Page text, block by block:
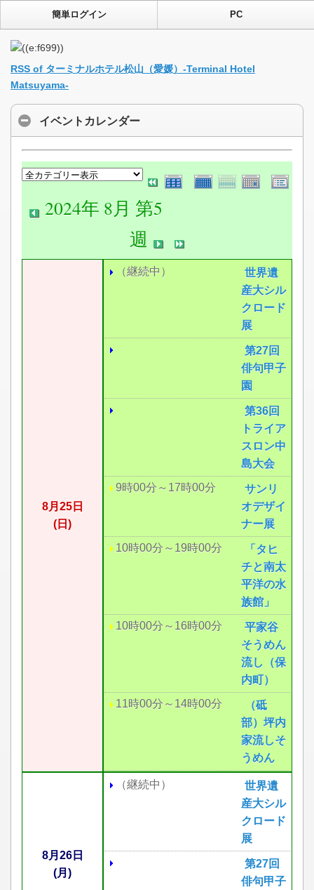
簡単ログイン PC
RSS of ターミナルホテル松山（愛媛）-Terminal Hotel
Matsuyama-
イベントカレンダー
2024年 8月 第5
週
8月25日
(日)
（継続中）
世界遺
産大シル
クロード
展
第27回
俳句甲子
園
第36回
トライア
スロン中
島大会
9時00分～17時00分
サンリ
オデザイ
ナー展
10時00分～19時00分
「タヒ
チと南太
平洋の水
族館」
10時00分～16時00分
平家谷
そうめん
流し（保
内町）
11時00分～14時00分
（砥
部）坪内
家流しそ
うめん
8月26日
(月)
（継続中）
世界遺
産大シル
クロード
展
第27回
俳句甲子